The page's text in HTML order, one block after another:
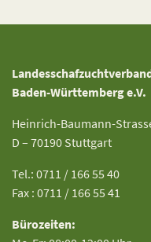
Baden-Württemberg e.V.
Heinrich-Baumann-
D – 70190 Stuttgart
Tel.: 0711 / 166 55 40
Fax : 0711 / 166 55 41
Bürozeiten: